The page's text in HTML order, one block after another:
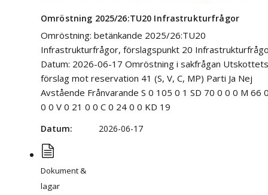
Omröstning 2025/26:TU20 Infrastrukturfrågor
Omröstning: betänkande 2025/26:TU20
Infrastrukturfrågor, förslagspunkt 20
Datum: 2026-06-17 Omröstning i sakfrågan Utskottets
förslag mot reservation 41 (S, V, C, MP) Parti Ja Nej
Avstående Frånvarande S 0 105 0 1 SD 70 0 0 0 M 66
0 0 V 0 21 0 0 C 0 24 0 0 KD 19
Datum 2026-06-17
Dokument &
lagar